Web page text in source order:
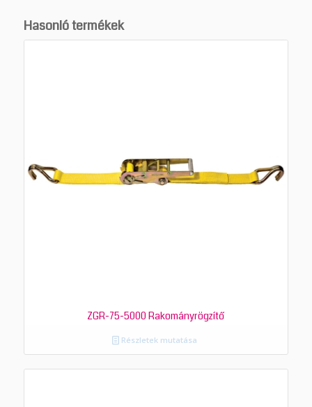
Hasonló termékek
ZGR-75-5000 Rakományrögzítő
Részletek mutatása